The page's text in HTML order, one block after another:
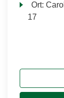
Ort:
17